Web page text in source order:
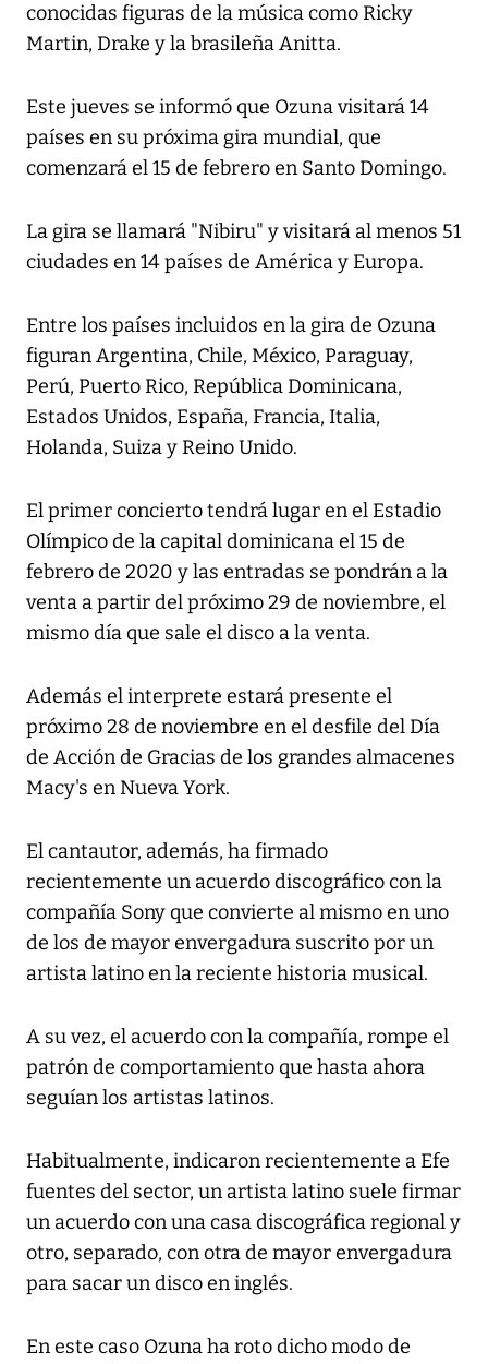
conocidas figuras de la música como Ricky
Martin, Drake y la brasileña Anitta.
Este jueves se informó que Ozuna visitará 14
países en su próxima gira mundial, que
comenzará el 15 de febrero en Santo Domingo.
La gira se llamará "Nibiru" y visitará al menos 51
ciudades en 14 países de América y Europa.
Entre los países incluidos en la gira de Ozuna
figuran Argentina, Chile, México, Paraguay,
Perú, Puerto Rico, República Dominicana,
Estados Unidos, España, Francia, Italia,
Holanda, Suiza y Reino Unido.
El primer concierto tendrá lugar en el Estadio
Olímpico de la capital dominicana el 15 de
febrero de 2020 y las entradas se pondrán a la
venta a partir del próximo 29 de noviembre, el
mismo día que sale el disco a la venta.
Además el interprete estará presente el
próximo 28 de noviembre en el desfile del Día
de Acción de Gracias de los grandes almacenes
Macy's en Nueva York.
El cantautor, además, ha firmado
recientemente un acuerdo discográfico con la
compañía Sony que convierte al mismo en uno
de los de mayor envergadura suscrito por un
artista latino en la reciente historia musical.
A su vez, el acuerdo con la compañía, rompe el
patrón de comportamiento que hasta ahora
seguían los artistas latinos.
Habitualmente, indicaron recientemente a Efe
fuentes del sector, un artista latino suele firmar
un acuerdo con una casa discográfica regional y
otro, separado, con otra de mayor envergadura
para sacar un disco en inglés.
En este caso Ozuna ha roto dicho modo de